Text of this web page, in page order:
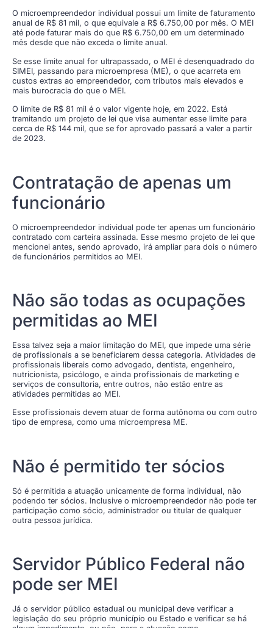
O microempreendedor individual possui um limite de faturamento
anual de R$ 81 mil, o que equivale a R$ 6.750,00 por mês. O MEI
até pode faturar mais do que R$ 6.750,00 em um determinado
mês desde que não exceda o limite anual.
Se esse limite anual for ultrapassado, o MEI é desenquadrado do
SIMEI, passando para microempresa (ME), o que acarreta em
custos extras ao empreendedor, com tributos mais elevados e
mais burocracia do que o MEI.
O limite de R$ 81 mil é o valor vigente hoje, em 2022. Está
tramitando um projeto de lei que visa aumentar esse limite para
cerca de R$ 144 mil, que se for aprovado passará a valer a partir
de 2023.
Contratação de apenas um
funcionário
O microempreendedor individual pode ter apenas um funcionário
contratado com carteira assinada. Esse mesmo projeto de lei que
mencionei antes, sendo aprovado, irá ampliar para dois o número
de funcionários permitidos ao MEI.
Não são todas as ocupações
permitidas ao MEI
Essa talvez seja a maior limitação do MEI, que impede uma série
de profissionais a se beneficiarem dessa categoria. Atividades de
profissionais liberais como advogado, dentista, engenheiro,
nutricionista, psicólogo, e ainda profissionais de marketing e
serviços de consultoria, entre outros, não estão entre as
atividades permitidas ao MEI.
Esse profissionais devem atuar de forma autônoma ou com outro
tipo de empresa, como uma microempresa ME.
Não é permitido ter sócios
Só é permitida a atuação unicamente de forma individual, não
podendo ter sócios. Inclusive o microempreendedor não pode ter
participação como sócio, administrador ou titular de qualquer
outra pessoa jurídica.
Servidor Público Federal não
pode ser MEI
Já o servidor público estadual ou municipal deve verificar a
legislação do seu próprio município ou Estado e verificar se há